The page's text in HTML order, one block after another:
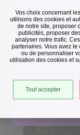
Vos choix concernant
utilisons des cookies et
de notre site, proposer
publicités, proposer
analyser notre trafic.
partenaires. Vous avez le
ou de personnaliser
utilisation des cookies et
Tout accepter
En raison des
est
Horaires de